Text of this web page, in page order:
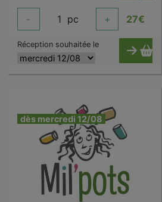
- 1 pc + 27€
Réception souhaitée le
dès mercredi 12/08